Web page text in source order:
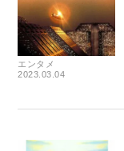
エンタメ
2023.03.04